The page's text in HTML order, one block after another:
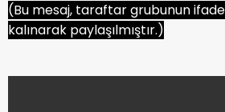
(Bu mesaj, taraftar grubunun
kalınarak paylaşılmıştır.)